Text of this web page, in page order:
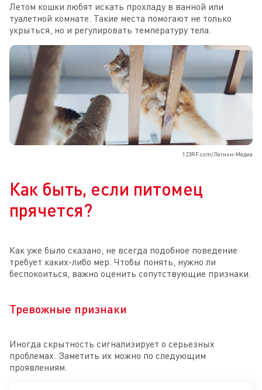
Летом кошки любят искать прохладу в ванной или
туалетной комнате. Такие места помогают не только
укрыться, но и регулировать температуру тела.
123RF.com/Легион-Медиа
Как быть, если питомец
прячется?
Как уже было сказано, не всегда подобное поведение
требует каких-либо мер. Чтобы понять, нужно ли
беспокоиться, важно оценить сопутствующие признаки.
Тревожные признаки
Иногда скрытность сигнализирует о серьезных
проблемах. Заметить их можно по следующим
проявлениям.